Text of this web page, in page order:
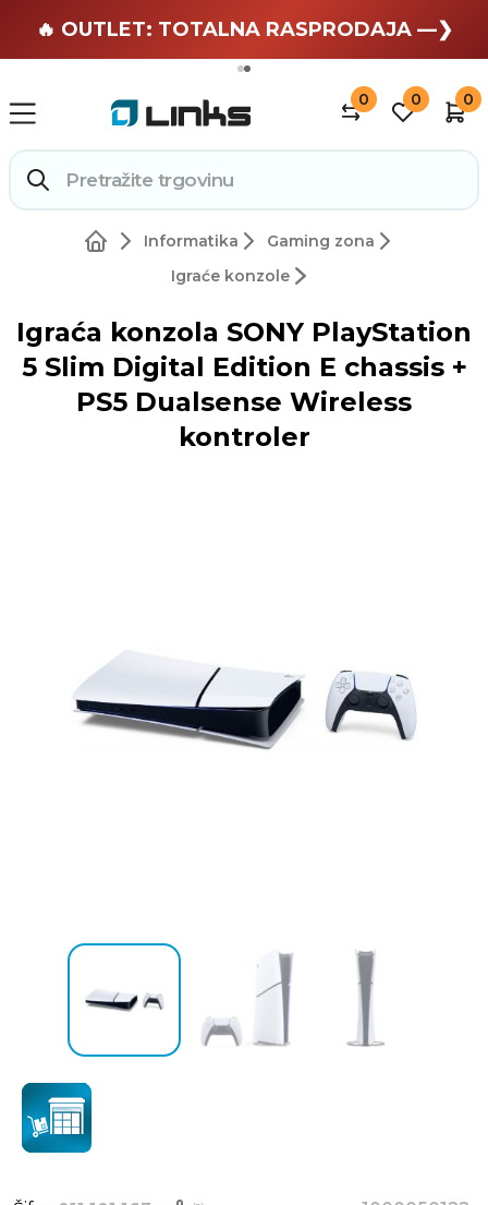
🏄 Zaslužuješ odmor —❯
🔥 OUTLET: TOTALNA RASPRODAJA —❯
0 0 0
Informatika
Gaming zona
Igraće konzole
Igraća konzola SONY PlayStation
5 Slim Digital Edition E chassis +
PS5 Dualsense Wireless
kontroler